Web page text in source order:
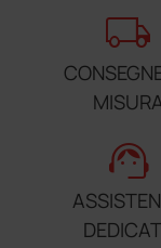
local_shipping
support_agent